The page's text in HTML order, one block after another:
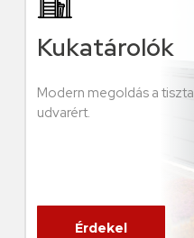
Kukatárolók
Modern megoldás a tiszta
udvarért.
Érdekel